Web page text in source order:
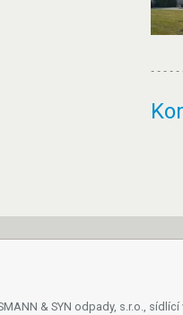
& SYN odpady, s.r.o.,